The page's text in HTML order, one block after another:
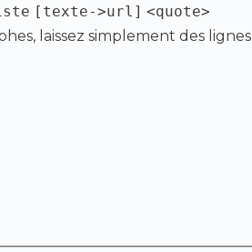
[texte->url] <quote>
laissez simplement des lignes